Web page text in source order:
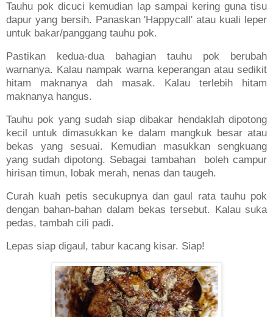
Tauhu pok dicuci kemudian lap sampai kering guna tisu
dapur yang bersih. Panaskan 'Happycall' atau kuali leper
untuk bakar/panggang tauhu pok.
Pastikan kedua-dua bahagian tauhu pok berubah
warnanya. Kalau nampak warna keperangan atau sedikit
hitam maknanya dah masak. Kalau terlebih hitam
maknanya hangus.
Tauhu pok yang sudah siap dibakar hendaklah dipotong
kecil untuk dimasukkan ke dalam mangkuk besar atau
bekas yang sesuai. Kemudian masukkan sengkuang
yang sudah dipotong. Sebagai tambahan boleh campur
hirisan timun, lobak merah, nenas dan taugeh.
Curah kuah petis secukupnya dan gaul rata tauhu pok
dengan bahan-bahan dalam bekas tersebut. Kalau suka
pedas, tambah cili padi.
Lepas siap digaul, tabur kacang kisar. Siap!